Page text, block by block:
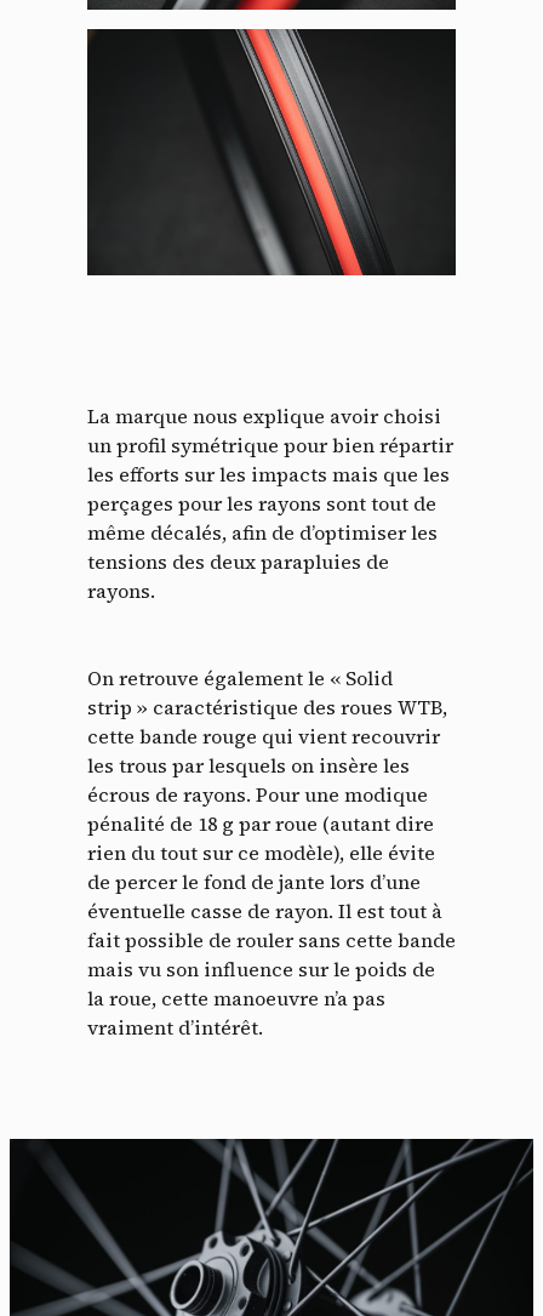
La marque nous explique avoir choisi
un profil symétrique pour bien répartir
les efforts sur les impacts mais que les
perçages pour les rayons sont tout de
même décalés, afin de d’optimiser les
tensions des deux parapluies de
rayons.
On retrouve également le « Solid
strip » caractéristique des roues WTB,
cette bande rouge qui vient recouvrir
les trous par lesquels on insère les
écrous de rayons. Pour une modique
pénalité de 18 g par roue (autant dire
rien du tout sur ce modèle), elle évite
de percer le fond de jante lors d’une
éventuelle casse de rayon. Il est tout à
fait possible de rouler sans cette bande
mais vu son influence sur le poids de
la roue, cette manoeuvre n’a pas
vraiment d’intérêt.